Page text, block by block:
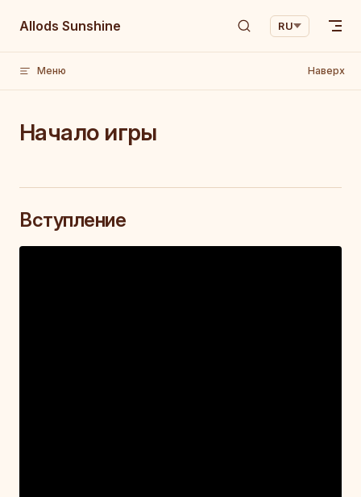
Skip to content
Allods Sunshine RU
Меню Наверх
Начало игры
Вступление